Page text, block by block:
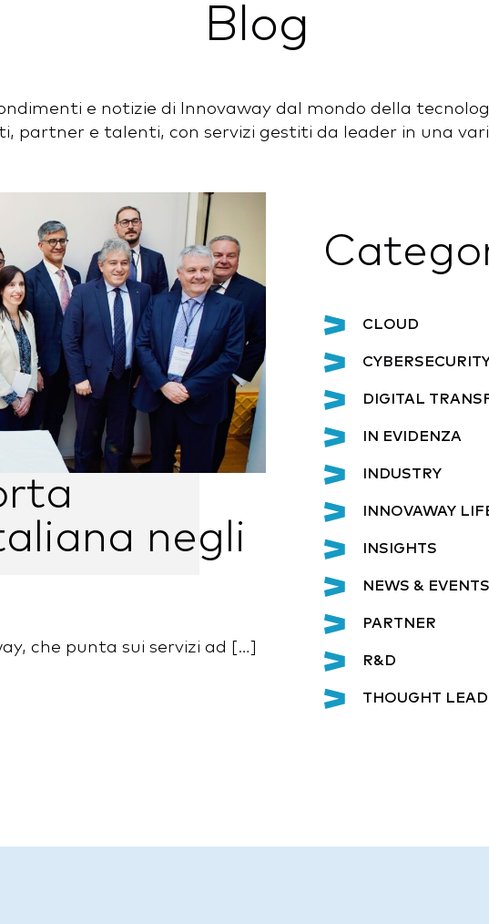
Blog
e notizie di Innovaway dal mondo della
partner e talenti, con servizi gestiti da leader in una
negli
che punta sui servizi ad […]
CLOUD
DIGITAL
IN EVIDENZA
INDUSTRY
INNOVAWAY
INSIGHTS
NEWS & EVENTS
PARTNER
R&D
THOUGHT